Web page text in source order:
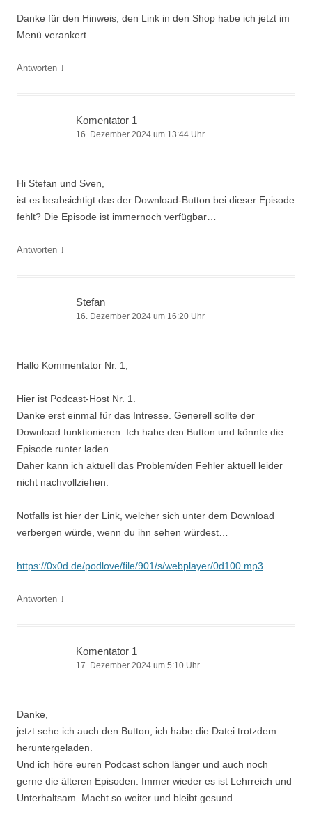
Danke für den Hinweis, den Link in den Shop habe ich jetzt im
Menü verankert.
Antworten ↓
Komentator 1
16. Dezember 2024 um 13:44 Uhr
Hi Stefan und Sven,
ist es beabsichtigt das der Download-Button bei dieser Episode
fehlt? Die Episode ist immernoch verfügbar…
Antworten ↓
Stefan
16. Dezember 2024 um 16:20 Uhr
Hallo Kommentator Nr. 1,
Hier ist Podcast-Host Nr. 1.
Danke erst einmal für das Intresse. Generell sollte der
Download funktionieren. Ich habe den Button und könnte die
Episode runter laden.
Daher kann ich aktuell das Problem/den Fehler aktuell leider
nicht nachvollziehen.
Notfalls ist hier der Link, welcher sich unter dem Download
verbergen würde, wenn du ihn sehen würdest…
https://0x0d.de/podlove/file/901/s/webplayer/0d100.mp3
Antworten ↓
Komentator 1
17. Dezember 2024 um 5:10 Uhr
Danke,
jetzt sehe ich auch den Button, ich habe die Datei trotzdem
heruntergeladen.
Und ich höre euren Podcast schon länger und auch noch
gerne die älteren Episoden. Immer wieder es ist Lehrreich und
Unterhaltsam. Macht so weiter und bleibt gesund.